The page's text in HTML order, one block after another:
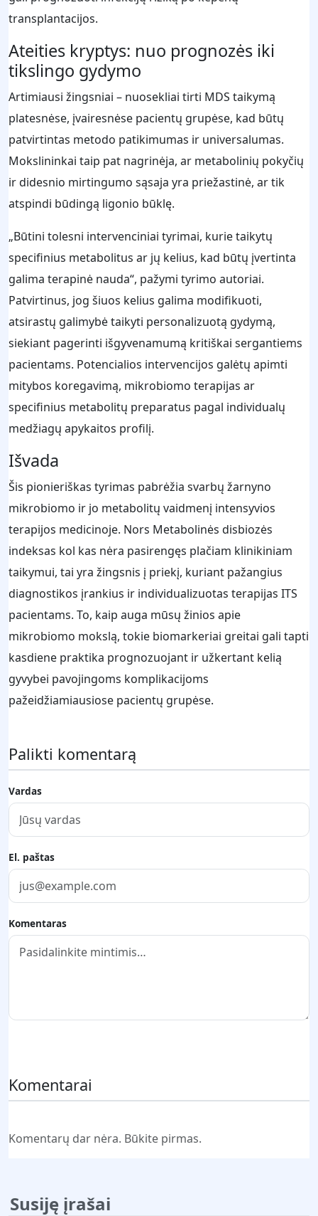
transplantacijos.
Ateities kryptys: nuo prognozės iki
tikslingo gydymo
Artimiausi žingsniai – nuosekliai tirti MDS taikymą
platesnėse, įvairesnėse pacientų grupėse, kad būtų
patvirtintas metodo patikimumas ir universalumas.
Mokslininkai taip pat nagrinėja, ar metabolinių pokyčių
ir didesnio mirtingumo sąsaja yra priežastinė, ar tik
atspindi būdingą ligonio būklę.
„Būtini tolesni intervenciniai tyrimai, kurie taikytų
specifinius metabolitus ar jų kelius, kad būtų įvertinta
galima terapinė nauda“, pažymi tyrimo autoriai.
Patvirtinus, jog šiuos kelius galima modifikuoti,
atsirastų galimybė taikyti personalizuotą gydymą,
siekiant pagerinti išgyvenamumą kritiškai sergantiems
pacientams. Potencialios intervencijos galėtų apimti
mitybos koregavimą, mikrobiomo terapijas ar
specifinius metabolitų preparatus pagal individualų
medžiagų apykaitos profilį.
Išvada
Šis pionieriškas tyrimas pabrėžia svarbų žarnyno
mikrobiomo ir jo metabolitų vaidmenį intensyvios
terapijos medicinoje. Nors Metabolinės disbiozės
indeksas kol kas nėra pasirengęs plačiam klinikiniam
taikymui, tai yra žingsnis į priekį, kuriant pažangius
diagnostikos įrankius ir individualizuotas terapijas ITS
pacientams. To, kaip auga mūsų žinios apie
mikrobiomo mokslą, tokie biomarkeriai greitai gali tapti
kasdiene praktika prognozuojant ir užkertant kelią
gyvybei pavojingoms komplikacijoms
pažeidžiamiausiose pacientų grupėse.
Palikti komentarą
Vardas
El. paštas
Komentaras
Komentarai
Komentarų dar nėra. Būkite pirmas.
Susiję įrašai